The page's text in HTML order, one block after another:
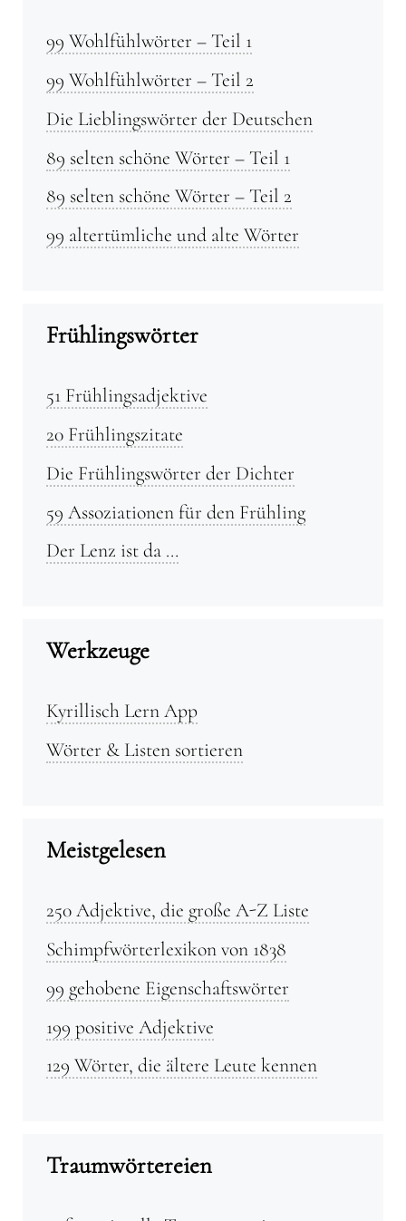
99 Wohlfühlwörter – Teil 1
99 Wohlfühlwörter – Teil 2
Die Lieblingswörter der Deutschen
89 selten schöne Wörter – Teil 1
89 selten schöne Wörter – Teil 2
99 altertümliche und alte Wörter
Frühlingswörter
51 Frühlingsadjektive
20 Frühlingszitate
Die Frühlingswörter der Dichter
59 Assoziationen für den Frühling
Der Lenz ist da …
Werkzeuge
Kyrillisch Lern App
Wörter & Listen sortieren
Meistgelesen
250 Adjektive, die große A-Z Liste
Schimpfwörterlexikon von 1838
99 gehobene Eigenschaftswörter
199 positive Adjektive
129 Wörter, die ältere Leute kennen
Traumwörtereien